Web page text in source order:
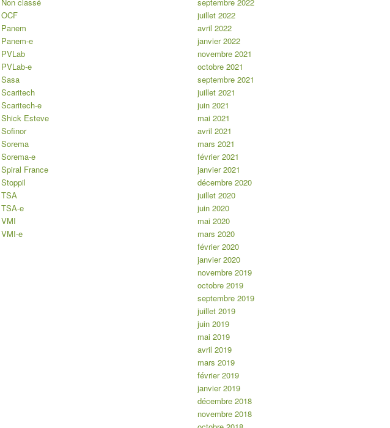
OCF
Panem
Panem-e
PVLab
PVLab-e
Sasa
Scaritech
Scaritech-e
Shick Esteve
Sofinor
Sorema
Sorema-e
Spiral France
Stoppil
TSA
TSA-e
VMI
VMI-e
juillet 2022
avril 2022
janvier 2022
novembre 2021
octobre 2021
septembre 2021
juillet 2021
juin 2021
mai 2021
avril 2021
mars 2021
février 2021
janvier 2021
décembre 2020
juillet 2020
juin 2020
mai 2020
mars 2020
février 2020
janvier 2020
novembre 2019
octobre 2019
septembre 2019
juillet 2019
juin 2019
mai 2019
avril 2019
mars 2019
février 2019
janvier 2019
décembre 2018
novembre 2018